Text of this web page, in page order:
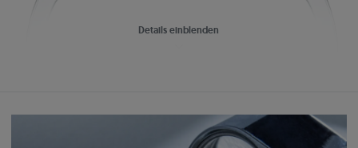
Ein Traum, der Wirklichkeit wird
Details einblenden